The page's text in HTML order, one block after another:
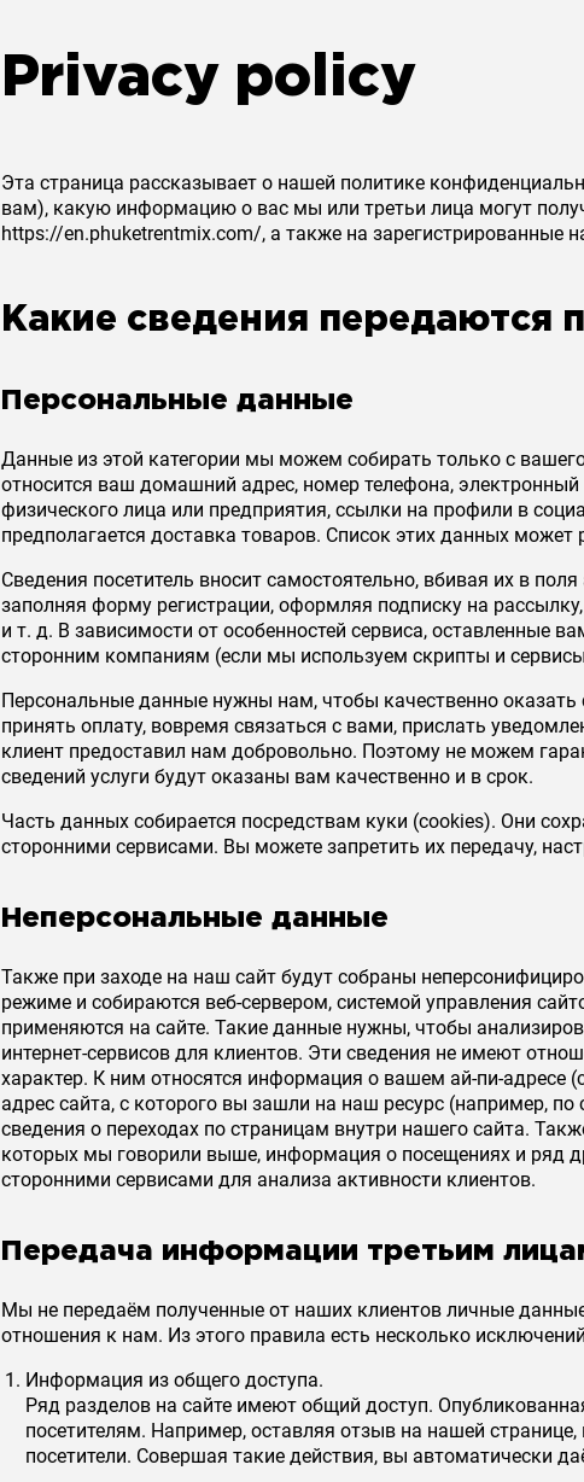
Privacy policy
Эта страница рассказывает о нашей политике
вам), какую информацию о вас мы или третьи лица могут
https://en.phuketrentmix.com/, а также на зарегистрированные
Какие сведения передаются
Персональные данные
Данные из этой категории мы можем собирать только с
относится ваш домашний адрес, номер телефона,
физического лица или предприятия, ссылки на профили в
предполагается доставка товаров. Список этих данных
Сведения посетитель вносит самостоятельно, вбивая их в
заполняя форму регистрации, оформляя подписку на
и т. д. В зависимости от особенностей сервиса, оставленные
сторонним компаниям (если мы используем скрипты и
Персональные данные нужны нам, чтобы качественно оказать
принять оплату, вовремя связаться с вами, прислать
клиент предоставил нам добровольно. Поэтому не можем
сведений услуги будут оказаны вам качественно и в срок.
Часть данных собирается посредствам куки (cookies). Они
сторонними сервисами. Вы можете запретить их передачу,
Неперсональные данные
Также при заходе на наш сайт будут собраны
режиме и собираются веб-сервером, системой управления
применяются на сайте. Такие данные нужны, чтобы
интернет-сервисов для клиентов. Эти сведения не имеют
характер. К ним относятся информация о вашем ай-пи-адресе
адрес сайта, с которого вы зашли на наш ресурс (например,
сведения о переходах по страницам внутри нашего сайта.
которых мы говорили выше, информация о посещениях и ряд
сторонними сервисами для анализа активности клиентов.
Передача информации третьим
Мы не передаём полученные от наших клиентов личные
отношения к нам. Из этого правила есть несколько
Информация из общего доступа.
Ряд разделов на сайте имеют общий доступ.
посетителям. Например, оставляя отзыв на нашей
посетители. Совершая такие действия, вы автоматически